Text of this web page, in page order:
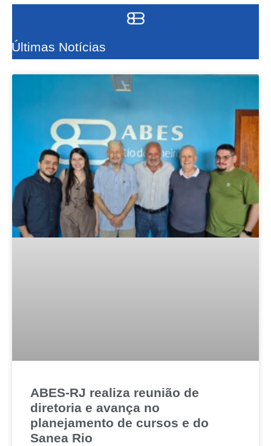
Últimas Notícias
ABES-RJ realiza reunião de
diretoria e avança no
planejamento de cursos e do
Sanea Rio